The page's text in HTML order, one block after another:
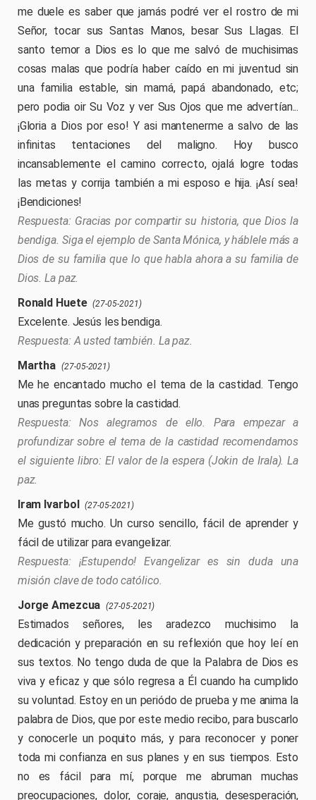
me duele es saber que jamás podré ver el rostro de mi
Señor, tocar sus Santas Manos, besar Sus Llagas. El
santo temor a Dios es lo que me salvó de muchisimas
cosas malas que podría haber caído en mi juventud sin
una familia estable, sin mamá, papá abandonado, etc;
pero podia oir Su Voz y ver Sus Ojos que me advertían...
¡Gloria a Dios por eso! Y asi mantenerme a salvo de las
infinitas tentaciones del maligno. Hoy busco
incansablemente el camino correcto, ojalá logre todas
las metas y corrija también a mi esposo e hija. ¡Así sea!
¡Bendiciones!
Gracias por compartir su historia, que Dios la
bendiga. Siga el ejemplo de Santa Mónica, y háblele más a
Dios de su familia que lo que habla ahora a su familia de
Dios. La paz.
Ronald Huete (27-05-2021)
Excelente. Jesús les bendiga.
A usted también. La paz.
Martha (27-05-2021)
Me he encantado mucho el tema de la castidad. Tengo
unas preguntas sobre la castidad.
Nos alegramos de ello. Para empezar a
profundizar sobre el tema de la castidad recomendamos
el siguiente libro: El valor de la espera (Jokin de Irala). La
paz.
Iram Ivarbol
(27-05-2021)
Me gustó mucho. Un curso sencillo, fácil de aprender y
fácil de utilizar para evangelizar.
¡Estupendo! Evangelizar es sin duda una
misión clave de todo católico.
Jorge Amezcua (27-05-2021)
Estimados señores, les aradezco muchisimo la
dedicación y preparación en su reflexión que hoy leí en
sus textos. No tengo duda de que la Palabra de Dios es
viva y eficaz y que sólo regresa a Él cuando ha cumplido
su voluntad. Estoy en un periódo de prueba y me anima la
palabra de Dios, que por este medio recibo, para buscarlo
y conocerle un poquito más, y para reconocer y poner
toda mi confianza en sus planes y en sus tiempos. Esto
no es fácil para mí, porque me abruman muchas
preocupaciones, dolor, coraje, angustia, desesperación,